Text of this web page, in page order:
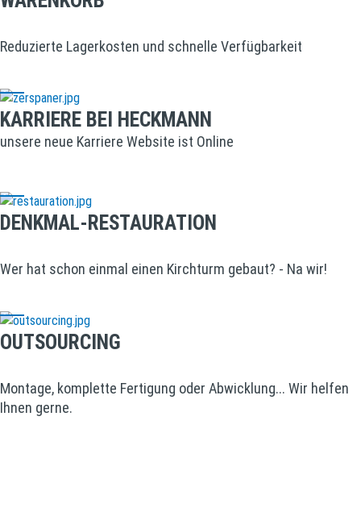
Reduzierte Lagerkosten und schnelle Verfügbarkeit
KARRIERE BEI HECKMANN
unsere neue Karriere Website ist Online
DENKMAL-RESTAURATION
Wer hat schon einmal einen Kirchturm gebaut? - Na wir!
OUTSOURCING
Montage, komplette Fertigung oder Abwicklung... Wir helfen
Ihnen gerne.